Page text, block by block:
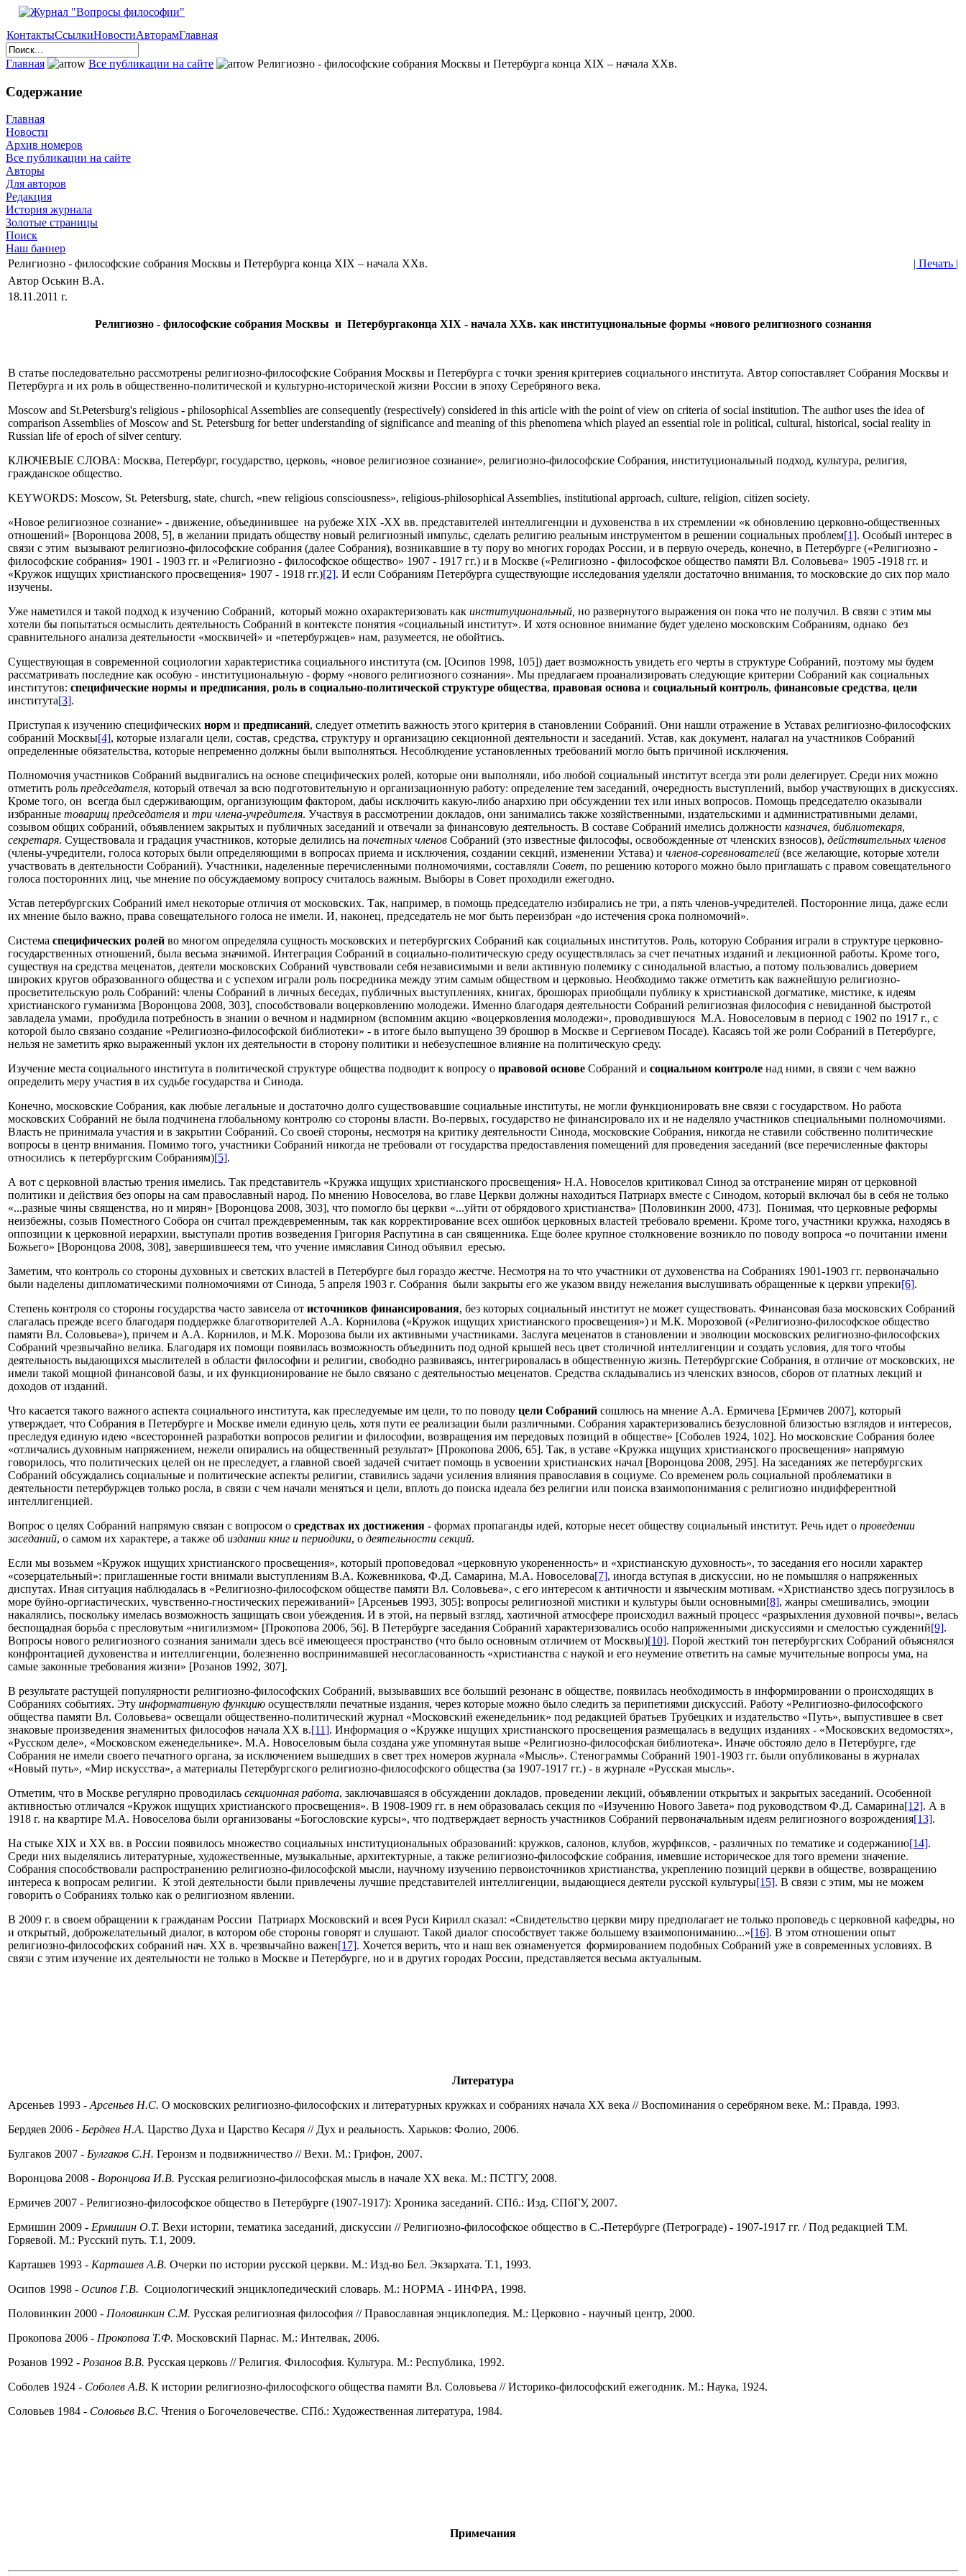
КонтактыСсылкиНовостиАвторамГлавная
Главная Все публикации на сайте Религиозно - философские собрания Москвы и Петербурга конца XIX – начала XXв.
Содержание
Главная
Новости
Архив номеров
Все публикации на сайте
Авторы
Для авторов
Редакция
История журнала
Золотые страницы
Поиск
Наш баннер
Религиозно - философские собрания Москвы и Петербурга конца XIX – начала XXв.
| Печать |
Автор Оськин В.А.
18.11.2011 г.
Религиозно - философские собрания Москвы и Петербургаконца XIX - начала XXв. как институциональные формы «нового религиозного сознания
В статье последовательно рассмотрены религиозно-философские Собрания Москвы и Петербурга с точки зрения критериев социального института. Автор сопоставляет Собрания Москвы и
Петербурга и их роль в общественно-политической и культурно-исторической жизни России в эпоху Серебряного века.
Moscow and St.Petersburg's religious - philosophical Assemblies are consequently (respectively) considered in this article with the point of view on criteria of social institution. The author uses the idea of
comparison Assemblies of Moscow and St. Petersburg for better understanding of significance and meaning of this phenomena which played an essential role in political, cultural, historical, social reality in
Russian life of epoch of silver century.
КЛЮЧЕВЫЕ СЛОВА: Москва, Петербург, государство, церковь, «новое религиозное сознание», религиозно-философские Собрания, институциональный подход, культура, религия,
гражданское общество.
KEYWORDS: Moscow, St. Petersburg, state, church, «new religious consciousness», religious-philosophical Assemblies, institutional approach, culture, religion, citizen society.
«Новое религиозное сознание» - движение, объединившее на рубеже XIX -XX вв. представителей интеллигенции и духовенства в их стремлении «к обновлению церковно-общественных
отношений» [Воронцова 2008, 5], в желании придать обществу новый религиозный импульс, сделать религию реальным инструментом в решении социальных проблем[1]. Особый интерес в
связи с этим вызывают религиозно-философские собрания (далее Собрания), возникавшие в ту пору во многих городах России, и в первую очередь, конечно, в Петербурге («Религиозно -
философские собрания» 1901 - 1903 гг. и «Религиозно - философское общество» 1907 - 1917 гг.) и в Москве («Религиозно - философское общество памяти Вл. Соловьева» 1905 -1918 гг. и
«Кружок ищущих христианского просвещения» 1907 - 1918 гг.)[2]. И если Собраниям Петербурга существующие исследования уделяли достаточно внимания, то московские до сих пор мало
изучены.
Уже наметился и такой подход к изучению Собраний, который можно охарактеризовать как институциональный, но развернутого выражения он пока что не получил. В связи с этим мы
хотели бы попытаться осмыслить деятельность Собраний в контексте понятия «социальный институт». И хотя основное внимание будет уделено московским Собраниям, однако без
сравнительного анализа деятельности «москвичей» и «петербуржцев» нам, разумеется, не обойтись.
Существующая в современной социологии характеристика социального института (см. [Осипов 1998, 105]) дает возможность увидеть его черты в структуре Собраний, поэтому мы будем
рассматривать последние как особую - институциональную - форму «нового религиозного сознания». Мы предлагаем проанализировать следующие критерии Собраний как социальных
институтов: специфические нормы и предписания, роль в социально-политической структуре общества, правовая основа и социальный контроль, финансовые средства, цели
института[3].
Приступая к изучению специфических норм и предписаний, следует отметить важность этого критерия в становлении Собраний. Они нашли отражение в Уставах религиозно-философских
собраний Москвы[4], которые излагали цели, состав, средства, структуру и организацию секционной деятельности и заседаний. Устав, как документ, налагал на участников Собраний
определенные обязательства, которые непременно должны были выполняться. Несоблюдение установленных требований могло быть причиной исключения.
Полномочия участников Собраний выдвигались на основе специфических ролей, которые они выполняли, ибо любой социальный институт всегда эти роли делегирует. Среди них можно
отметить роль председателя, который отвечал за всю подготовительную и организационную работу: определение тем заседаний, очередность выступлений, выбор участвующих в дискуссиях.
Кроме того, он всегда был сдерживающим, организующим фактором, дабы исключить какую-либо анархию при обсуждении тех или иных вопросов. Помощь председателю оказывали
избранные товарищ председателя и три члена-учредителя. Участвуя в рассмотрении докладов, они занимались также хозяйственными, издательскими и административными делами,
созывом общих собраний, объявлением закрытых и публичных заседаний и отвечали за финансовую деятельность. В составе Собраний имелись должности казначея, библиотекаря,
секретаря. Существовала и градация участников, которые делились на почетных членов Собраний (это известные философы, освобожденные от членских взносов), действительных членов
(члены-учредители, голоса которых были определяющими в вопросах приема и исключения, создании секций, изменении Устава) и членов-соревнователей (все желающие, которые хотели
участвовать в деятельности Собраний). Участники, наделенные перечисленными полномочиями, составляли Совет, по решению которого можно было приглашать с правом совещательного
голоса посторонних лиц, чье мнение по обсуждаемому вопросу считалось важным. Выборы в Совет проходили ежегодно.
Устав петербургских Собраний имел некоторые отличия от московских. Так, например, в помощь председателю избирались не три, а пять членов-учредителей. Посторонние лица, даже если
их мнение было важно, права совещательного голоса не имели. И, наконец, председатель не мог быть переизбран «до истечения срока полномочий».
Система специфических ролей во многом определяла сущность московских и петербургских Собраний как социальных институтов. Роль, которую Собрания играли в структуре церковно-
государственных отношений, была весьма значимой. Интеграция Собраний в социально-политическую среду осуществлялась за счет печатных изданий и лекционной работы. Кроме того,
существуя на средства меценатов, деятели московских Собраний чувствовали себя независимыми и вели активную полемику с синодальной властью, а потому пользовались доверием
широких кругов образованного общества и с успехом играли роль посредника между этим самым обществом и церковью. Необходимо также отметить как важнейшую религиозно-
просветительскую роль Собраний: члены Собраний в личных беседах, публичных выступлениях, книгах, брошюрах приобщали публику к христианской догматике, мистике, к идеям
христианского гуманизма [Воронцова 2008, 303], способствовали воцерковлению молодежи. Именно благодаря деятельности Собраний религиозная философия с невиданной быстротой
завладела умами, пробудила потребность в знании о вечном и надмирном (вспомним акцию «воцерковления молодежи», проводившуюся М.А. Новоселовым в период с 1902 по 1917 г., с
которой было связано создание «Религиозно-философской библиотеки» - в итоге было выпущено 39 брошюр в Москве и Сергиевом Посаде). Касаясь той же роли Собраний в Петербурге,
нельзя не заметить ярко выраженный уклон их деятельности в сторону политики и небезуспешное влияние на политическую среду.
Изучение места социального института в политической структуре общества подводит к вопросу о правовой основе Собраний и социальном контроле над ними, в связи с чем важно
определить меру участия в их судьбе государства и Синода.
Конечно, московские Собрания, как любые легальные и достаточно долго существовавшие социальные институты, не могли функционировать вне связи с государством. Но работа
московских Собраний не была подчинена глобальному контролю со стороны власти. Во-первых, государство не финансировало их и не наделяло участников специальными полномочиями.
Власть не принимала участия и в закрытии Собраний. Со своей стороны, несмотря на критику деятельности Синода, московские Собрания, никогда не ставили собственно политические
вопросы в центр внимания. Помимо того, участники Собраний никогда не требовали от государства предоставления помещений для проведения заседаний (все перечисленные факторы
относились к петербургским Собраниям)[5].
А вот с церковной властью трения имелись. Так представитель «Кружка ищущих христианского просвещения» Н.А. Новоселов критиковал Синод за отстранение мирян от церковной
политики и действия без опоры на сам православный народ. По мнению Новоселова, во главе Церкви должны находиться Патриарх вместе с Синодом, который включал бы в себя не только
«...разные чины священства, но и мирян» [Воронцова 2008, 303], что помогло бы церкви «...уйти от обрядового христианства» [Половинкин 2000, 473]. Понимая, что церковные реформы
неизбежны, созыв Поместного Собора он считал преждевременным, так как корректирование всех ошибок церковных властей требовало времени. Кроме того, участники кружка, находясь в
оппозиции к церковной иерархии, выступали против возведения Григория Распутина в сан священника. Еще более крупное столкновение возникло по поводу вопроса «о почитании имени
Божьего» [Воронцова 2008, 308], завершившееся тем, что учение имяславия Синод объявил ересью.
Заметим, что контроль со стороны духовных и светских властей в Петербурге был гораздо жестче. Несмотря на то что участники от духовенства на Собраниях 1901-1903 гг. первоначально
были наделены дипломатическими полномочиями от Синода, 5 апреля 1903 г. Собрания были закрыты его же указом ввиду нежелания выслушивать обращенные к церкви упреки[6].
Степень контроля со стороны государства часто зависела от источников финансирования, без которых социальный институт не может существовать. Финансовая база московских Собраний
слагалась прежде всего благодаря поддержке благотворителей А.А. Корнилова («Кружок ищущих христианского просвещения») и М.К. Морозовой («Религиозно-философское общество
памяти Вл. Соловьева»), причем и А.А. Корнилов, и М.К. Морозова были их активными участниками. Заслуга меценатов в становлении и эволюции московских религиозно-философских
Собраний чрезвычайно велика. Благодаря их помощи появилась возможность объединить под одной крышей весь цвет столичной интеллигенции и создать условия, для того чтобы
деятельность выдающихся мыслителей в области философии и религии, свободно развиваясь, интегрировалась в общественную жизнь. Петербургские Собрания, в отличие от московских, не
имели такой мощной финансовой базы, и их функционирование не было связано с деятельностью меценатов. Средства складывались из членских взносов, сборов от платных лекций и
доходов от изданий.
Что касается такого важного аспекта социального института, как преследуемые им цели, то по поводу цели Собраний сошлюсь на мнение А.А. Ермичева [Ермичев 2007], который
утверждает, что Собрания в Петербурге и Москве имели единую цель, хотя пути ее реализации были различными. Собрания характеризовались безусловной близостью взглядов и интересов,
преследуя единую идею «всесторонней разработки вопросов религии и философии, возвращения им передовых позиций в обществе» [Соболев 1924, 102]. Но московские Собрания более
«отличались духовным напряжением, нежели опирались на общественный результат» [Прокопова 2006, 65]. Так, в уставе «Кружка ищущих христианского просвещения» напрямую
говорилось, что политических целей он не преследует, а главной своей задачей считает помощь в усвоении христианских начал [Воронцова 2008, 295]. На заседаниях же петербургских
Собраний обсуждались социальные и политические аспекты религии, ставились задачи усиления влияния православия в социуме. Со временем роль социальной проблематики в
деятельности петербуржцев только росла, в связи с чем начали меняться и цели, вплоть до поиска идеала без религии или поиска взаимопонимания с религиозно индифферентной
интеллигенцией.
Вопрос о целях Собраний напрямую связан с вопросом о средствах их достижения - формах пропаганды идей, которые несет обществу социальный институт. Речь идет о проведении
заседаний, о самом их характере, а также об издании книг и периодики, о деятельности секций.
Если мы возьмем «Кружок ищущих христианского просвещения», который проповедовал «церковную укорененность» и «христианскую духовность», то заседания его носили характер
«созерцательный»: приглашенные гости внимали выступлениям В.А. Кожевникова, Ф.Д. Самарина, М.А. Новоселова[7], иногда вступая в дискуссии, но не помышляя о напряженных
диспутах. Иная ситуация наблюдалась в «Религиозно-философском обществе памяти Вл. Соловьева», с его интересом к античности и языческим мотивам. «Христианство здесь погрузилось в
море буйно-оргиастических, чувственно-гностических переживаний» [Арсеньев 1993, 305]: вопросы религиозной мистики и культуры были основными[8], жанры смешивались, эмоции
накалялись, поскольку имелась возможность защищать свои убеждения. И в этой, на первый взгляд, хаотичной атмосфере происходил важный процесс «разрыхления духовной почвы», велась
беспощадная борьба с пресловутым «нигилизмом» [Прокопова 2006, 56]. В Петербурге заседания Собраний характеризовались особо напряженными дискуссиями и смелостью суждений[9].
Вопросы нового религиозного сознания занимали здесь всё имеющееся пространство (что было основным отличием от Москвы)[10]. Порой жесткий тон петербургских Собраний объяснялся
конфронтацией духовенства и интеллигенции, болезненно воспринимавшей несогласованность «христианства с наукой и его неумение ответить на самые мучительные вопросы ума, на
самые законные требования жизни» [Розанов 1992, 307].
В результате растущей популярности религиозно-философских Собраний, вызывавших все больший резонанс в обществе, появилась необходимость в информировании о происходящих в
Собраниях событиях. Эту информативную функцию осуществляли печатные издания, через которые можно было следить за перипетиями дискуссий. Работу «Религиозно-философского
общества памяти Вл. Соловьева» освещали общественно-политический журнал «Московский еженедельник» под редакцией братьев Трубецких и издательство «Путь», выпустившее в свет
знаковые произведения знаменитых философов начала ХХ в.[11]. Информация о «Кружке ищущих христианского просвещения размещалась в ведущих изданиях - «Московских ведомостях»,
«Русском деле», «Московском еженедельнике». М.А. Новоселовым была создана уже упомянутая выше «Религиозно-философская библиотека». Иначе обстояло дело в Петербурге, где
Собрания не имели своего печатного органа, за исключением вышедших в свет трех номеров журнала «Мысль». Стенограммы Собраний 1901-1903 гг. были опубликованы в журналах
«Новый путь», «Мир искусства», а материалы Петербургского религиозно-философского общества (за 1907-1917 гг.) - в журнале «Русская мысль».
Отметим, что в Москве регулярно проводилась секционная работа, заключавшаяся в обсуждении докладов, проведении лекций, объявлении открытых и закрытых заседаний. Особенной
активностью отличался «Кружок ищущих христианского просвещения». В 1908-1909 гг. в нем образовалась секция по «Изучению Нового Завета» под руководством Ф.Д. Самарина[12]. А в
1918 г. на квартире М.А. Новоселова были организованы «Богословские курсы», что подтверждает верность участников Собраний первоначальным идеям религиозного возрождения[13].
На стыке XIX и XX вв. в России появилось множество социальных институциональных образований: кружков, салонов, клубов, журфиксов, - различных по тематике и содержанию[14].
Среди них выделялись литературные, художественные, музыкальные, архитектурные, а также религиозно-философские собрания, имевшие историческое для того времени значение.
Собрания способствовали распространению религиозно-философской мысли, научному изучению первоисточников христианства, укреплению позиций церкви в обществе, возвращению
интереса к вопросам религии. К этой деятельности были привлечены лучшие представителей интеллигенции, выдающиеся деятели русской культуры[15]. В связи с этим, мы не можем
говорить о Собраниях только как о религиозном явлении.
В 2009 г. в своем обращении к гражданам России Патриарх Московский и всея Руси Кирилл сказал: «Свидетельство церкви миру предполагает не только проповедь с церковной кафедры, но
и открытый, доброжелательный диалог, в котором обе стороны говорят и слушают. Такой диалог способствует также большему взаимопониманию...»[16]. В этом отношении опыт
религиозно-философских собраний нач. XX в. чрезвычайно важен[17]. Хочется верить, что и наш век ознаменуется формированием подобных Собраний уже в современных условиях. В
связи с этим изучение их деятельности не только в Москве и Петербурге, но и в других городах России, представляется весьма актуальным.
Литература
Арсеньев 1993 -Арсеньев Н.С. О московских религиозно-философских и литературных кружках и собраниях начала ХХ века // Воспоминания о серебряном веке. М.: Правда, 1993.
Бердяев 2006 - Бердяев Н.А. Царство Духа и Царство Кесаря // Дух и реальность. Харьков: Фолио, 2006.
Булгаков 2007 - Булгаков С.Н. Героизм и подвижничество // Вехи. М.: Грифон, 2007.
Воронцова 2008 - Воронцова И.В. Русская религиозно-философская мысль в начале ХХ века. М.: ПСТГУ, 2008.
Ермичев 2007 - Религиозно-философское общество в Петербурге (1907-1917): Хроника заседаний. СПб.: Изд. СПбГУ, 2007.
Ермишин 2009 - Ермишин О.Т. Вехи истории, тематика заседаний, дискуссии // Религиозно-философское общество в С.-Петербурге (Петрограде) - 1907-1917 гг. / Под редакцией Т.М.
Горяевой. М.: Русский путь. Т.1, 2009.
Карташев 1993 - Карташев А.В. Очерки по истории русской церкви. М.: Изд-во Бел. Экзархата. Т.1, 1993.
Осипов 1998 - Осипов Г.В. Социологический энциклопедический словарь. М.: НОРМА - ИНФРА, 1998.
Половинкин 2000 - Половинкин С.М. Русская религиозная философия // Православная энциклопедия. М.: Церковно - научный центр, 2000.
Прокопова 2006 - Прокопова Т.Ф. Московский Парнас. М.: Интелвак, 2006.
Розанов 1992 - Розанов В.В. Русская церковь // Религия. Философия. Культура. М.: Республика, 1992.
Соболев 1924 - Соболев А.В. К истории религиозно-философского общества памяти Вл. Соловьева // Историко-философский ежегодник. М.: Наука, 1924.
Соловьев 1984 - Соловьев В.С. Чтения о Богочеловечестве. СПб.: Художественная литература, 1984.
Примечания